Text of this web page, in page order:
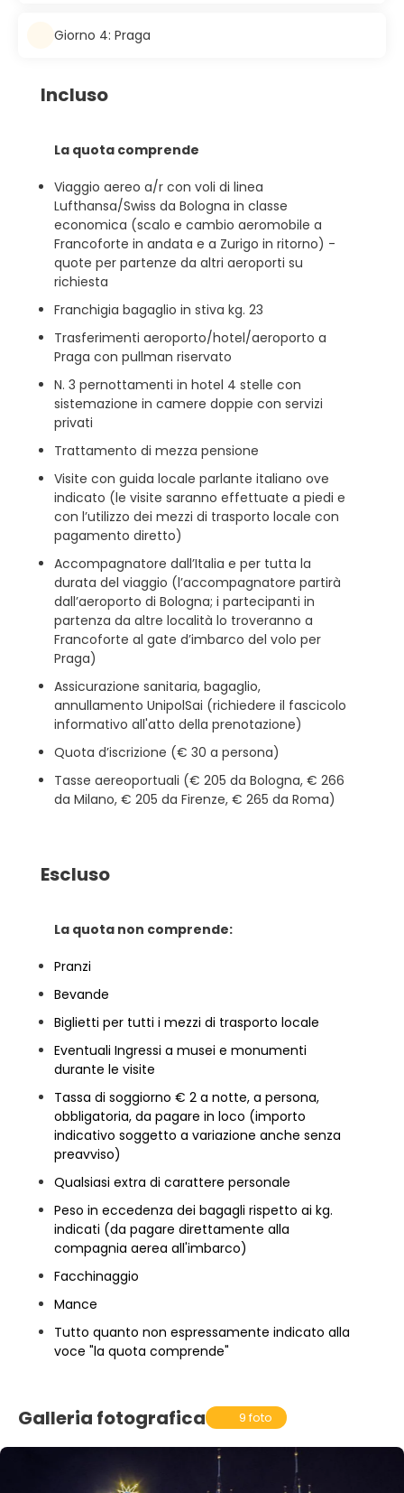
Giorno 4: Praga
Incluso
La quota comprende
Viaggio aereo a/r con voli di linea
Lufthansa/Swiss da Bologna in classe
economica (scalo e cambio aeromobile a
Francoforte in andata e a Zurigo in ritorno) -
quote per partenze da altri aeroporti su
richiesta
Franchigia bagaglio in stiva kg. 23
Trasferimenti aeroporto/hotel/aeroporto a
Praga con pullman riservato
N. 3 pernottamenti in hotel 4 stelle con
sistemazione in camere doppie con servizi
privati
Trattamento di mezza pensione
Visite con guida locale parlante italiano ove
indicato (le visite saranno effettuate a piedi e
con l’utilizzo dei mezzi di trasporto locale con
pagamento diretto)
Accompagnatore dall’Italia e per tutta la
durata del viaggio (l’accompagnatore partirà
dall’aeroporto di Bologna; i partecipanti in
partenza da altre località lo troveranno a
Francoforte al gate d’imbarco del volo per
Praga)
Assicurazione sanitaria, bagaglio,
annullamento UnipolSai (richiedere il fascicolo
informativo all'atto della prenotazione)
Quota d’iscrizione (€ 30 a persona)
Tasse aereoportuali (€ 205 da Bologna, € 266
da Milano, € 205 da Firenze, € 265 da Roma)
Escluso
La quota non comprende:
Pranzi
Bevande
Biglietti per tutti i mezzi di trasporto locale
Eventuali Ingressi a musei e monumenti
durante le visite
Tassa di soggiorno € 2 a notte, a persona,
obbligatoria, da pagare in loco (importo
indicativo soggetto a variazione anche senza
preavviso)
Qualsiasi extra di carattere personale
Peso in eccedenza dei bagagli rispetto ai kg.
indicati (da pagare direttamente alla
compagnia aerea all'imbarco)
Facchinaggio
Mance
Tutto quanto non espressamente indicato alla
voce "la quota comprende"
Galleria fotografica 9 foto